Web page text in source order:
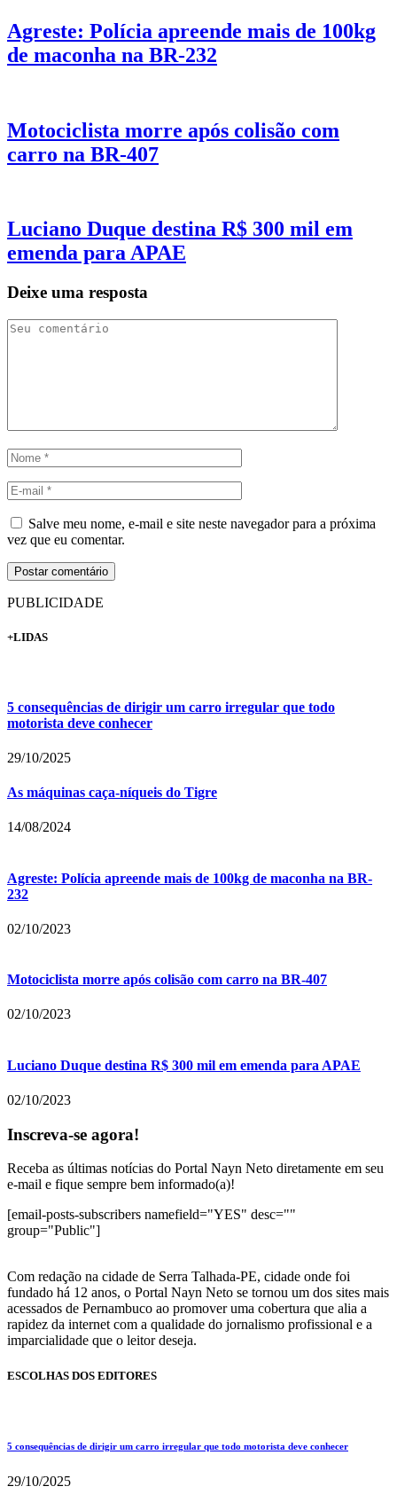
Agreste: Polícia apreende mais de 100kg
de maconha na BR-232
Motociclista morre após colisão com
carro na BR-407
Luciano Duque destina R$ 300 mil em
emenda para APAE
Deixe uma resposta
Salve meu nome, e-mail e site neste navegador para a próxima
vez que eu comentar.
PUBLICIDADE
+LIDAS
5 consequências de dirigir um carro irregular que todo
motorista deve conhecer
29/10/2025
As máquinas caça-níqueis do Tigre
14/08/2024
Agreste: Polícia apreende mais de 100kg de maconha na BR-
232
02/10/2023
Motociclista morre após colisão com carro na BR-407
02/10/2023
Luciano Duque destina R$ 300 mil em emenda para APAE
02/10/2023
Inscreva-se agora!
Receba as últimas notícias do Portal Nayn Neto diretamente em seu
e-mail e fique sempre bem informado(a)!
[email-posts-subscribers namefield="YES" desc=""
group="Public"]
Com redação na cidade de Serra Talhada-PE, cidade onde foi
fundado há 12 anos, o Portal Nayn Neto se tornou um dos sites mais
acessados de Pernambuco ao promover uma cobertura que alia a
rapidez da internet com a qualidade do jornalismo profissional e a
imparcialidade que o leitor deseja.
ESCOLHAS DOS EDITORES
5 consequências de dirigir um carro irregular que todo motorista deve conhecer
29/10/2025